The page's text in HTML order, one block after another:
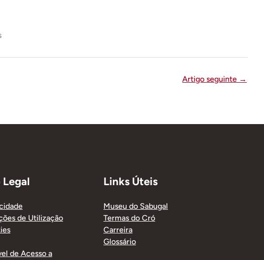
Artigo seguinte →
de Utilização
de Acesso a
Links Úteis
Museu do Sabugal
Termas do Cró
Carreira
Glossário